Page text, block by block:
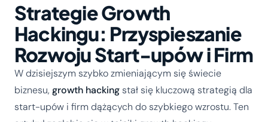
Strategie Growth
Hackingu: Przyspieszanie
Rozwoju Start-upów i Firm
W dzisiejszym szybko zmieniającym się świecie
biznesu, growth hackingstał się kluczową strategią dla
start-upów i firm dążących do szybkiego wzrostu. Ten